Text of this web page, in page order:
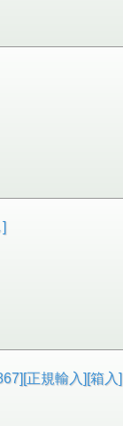
]
正規輸入][箱入]